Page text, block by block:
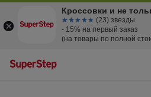
Кроссовки и не
☆☆☆☆☆
★★★★★ (23) звезды
- 15% на первый заказ
(на товары по полной